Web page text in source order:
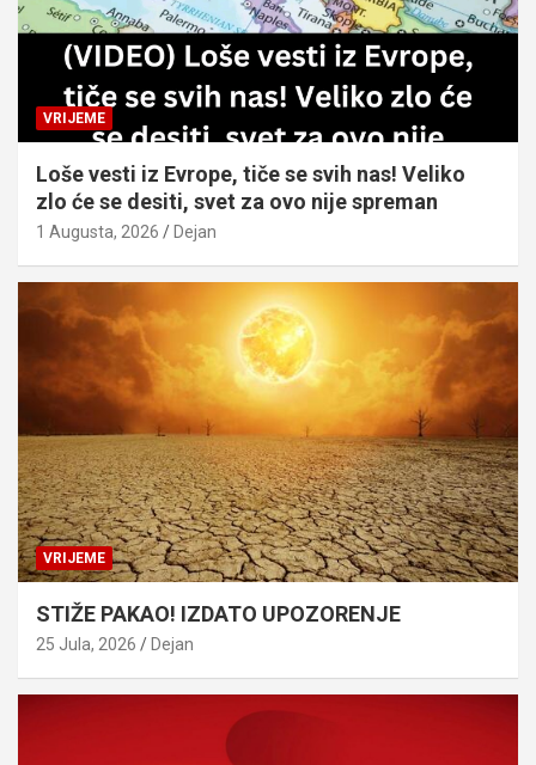
VRIJEME
Loše vesti iz Evrope, tiče se svih nas! Veliko
zlo će se desiti, svet za ovo nije spreman
1 Augusta, 2026 Dejan
VRIJEME
STIŽE PAKAO! IZDATO UPOZORENJE
25 Jula, 2026 Dejan